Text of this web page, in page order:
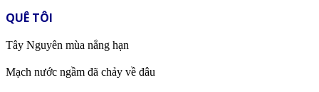
QUÊ TÔI
Tây Nguyên mùa nắng hạn
Mạch nước ngầm đã chảy về đâu